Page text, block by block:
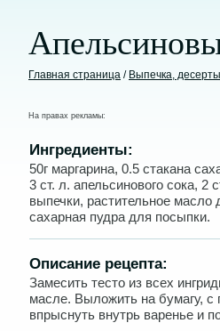
Главная страница / Выпечка, десерты
На правах рекламы:
Ингредиенты:
50г маргарина, 0.5 стакана
3 ст. л. апельсинового сока,
выпечки, растительное
сахарная пудра для посыпки.
Описание рецепта:
Замесить тесто из всех
масле. Выложить на бумагу,
впрыснуть внутрь варенье и